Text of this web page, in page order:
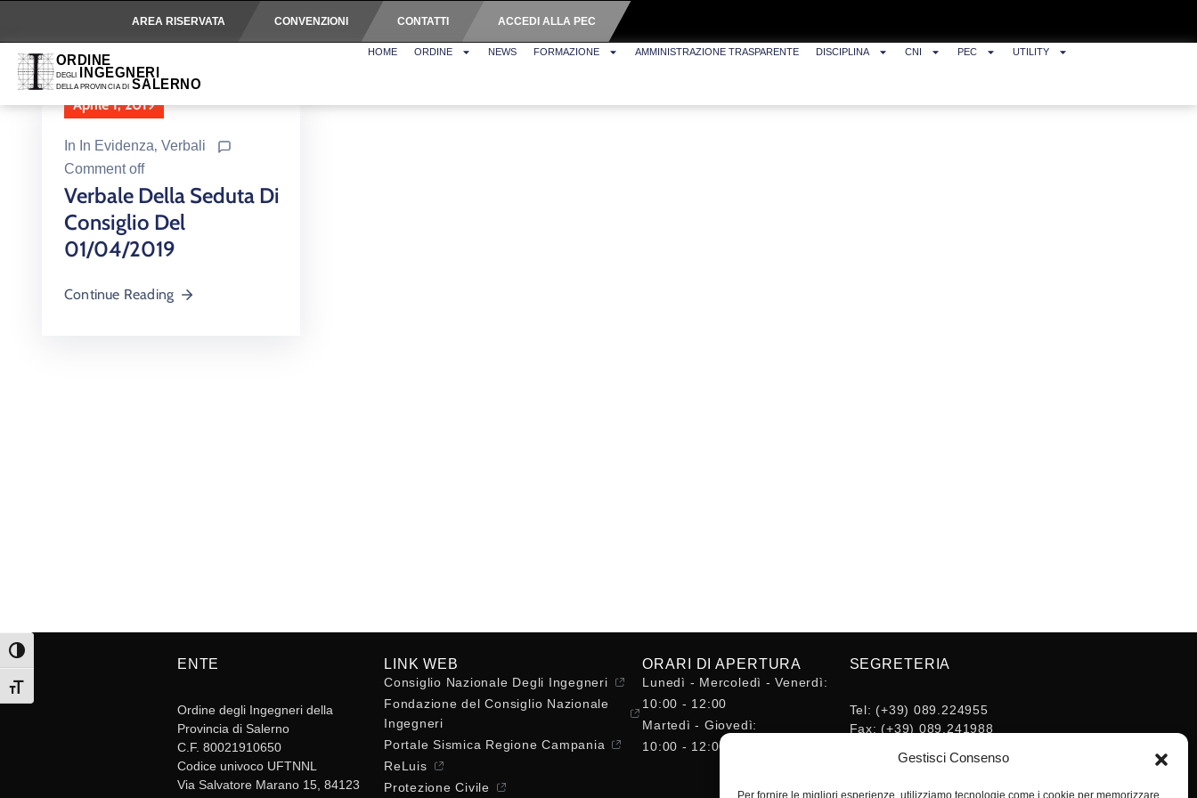
Gestisci Consenso
Per fornire le migliori esperienze, utilizziamo tecnologie come i cookie per memorizzare
AREA RISERVATA CONVENZIONI CONTATTI ACCEDI ALLA PEC
HOME ORDINE NEWS FORMAZIONE AMMINISTRAZIONE TRASPARENTE DISCIPLINA CNI PEC UTILITY
Aprile 1, 2019
In In Evidenza‚ Verbali
Comment off
Verbale Della Seduta Di
Consiglio Del
01/04/2019
Continue Reading
Attiva/disattiva alto contrasto
Attiva/disattiva dimensione testo
ENTE
Ordine degli Ingegneri della
Provincia di Salerno
C.F. 80021910650
Codice univoco UFTNNL
Via Salvatore Marano 15, 84123
LINK WEB
Consiglio Nazionale Degli Ingegneri
Fondazione del Consiglio Nazionale
Ingegneri
Portale Sismica Regione Campania
ReLuis
Protezione Civile
ORARI DI APERTURA
Lunedì - Mercoledì - Venerdì:
10:00 - 12:00
Martedì - Giovedì:
10:00 - 12:00 / 14:30 - 16:30
SEGRETERIA
Tel: (+39) 089.224955
Fax: (+39) 089.241988
segreteria@ordineingsa.it